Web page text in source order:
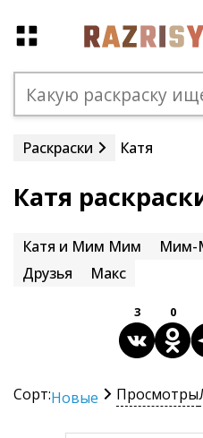
Раскраски Катя
Катя
Катя и Мим Мим Мим-
Друзья
Макс
3 0
Сорт:Новые Просмотры